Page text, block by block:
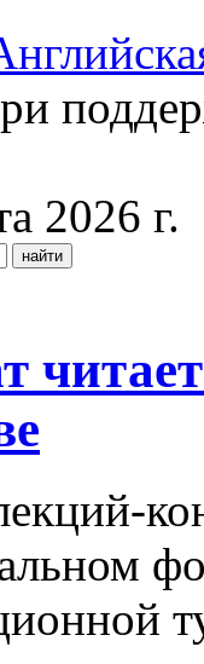
2026 г.